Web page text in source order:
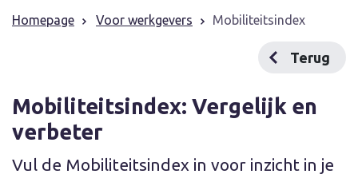
Homepage Voor werkgevers Mobiliteitsindex
Terug
Mobiliteitsindex: Vergelijk en
verbeter
Vul de Mobiliteitsindex in voor inzicht in je